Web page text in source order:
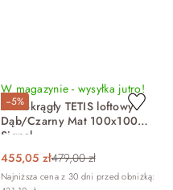
−5%
W magazynie - wysyłka jutro!
Stół okrągły TETIS loftowy
Dąb/Czarny Mat 100x100
Signal
455,05 zł479,00 zł
Najniższa cena z 30 dni przed obniżką: